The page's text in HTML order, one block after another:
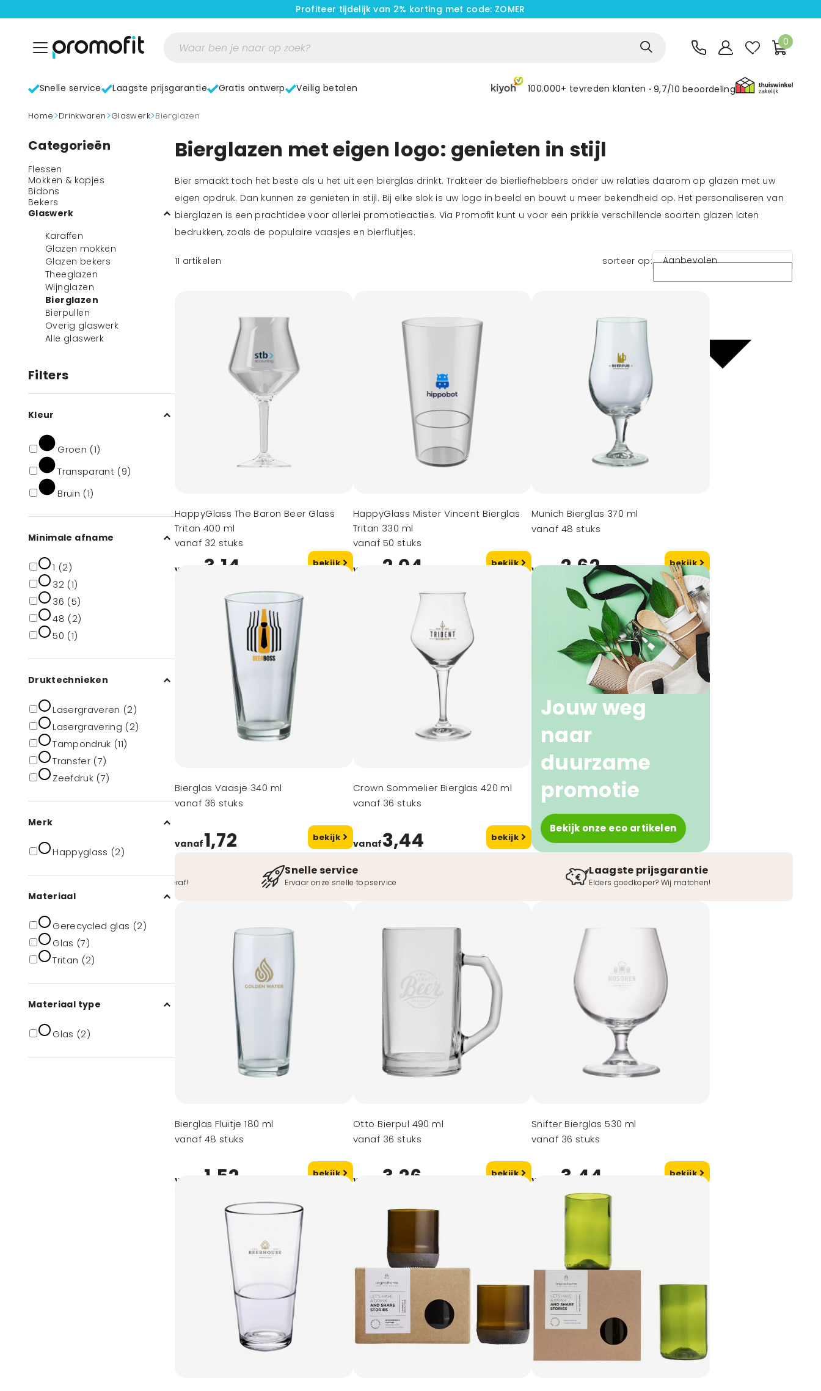
Profiteer tijdelijk van 2% korting met code: ZOMER
0
Snelle service Laagste prijsgarantie Gratis ontwerp Veilig betalen 100.000+ tevreden klanten 9,7/10 beoordeling
home> Drinkwaren> Glaswerk> Bierglazen
Categorieën
Flessen
Mokken & kopjes
Bidons
Bekers
Glaswerk
Karaffen
Glazen mokken
Glazen bekers
Theeglazen
Wijnglazen
Bierglazen
Bierpullen
Overig glaswerk
Alle glaswerk
Filters
Kleur
Groen (1)
Transparant (9)
Bruin (1)
Minimale afname
1 (2)
32 (1)
36 (5)
48 (2)
50 (1)
Druktechnieken
Lasergraveren (2)
Lasergravering (2)
Tampondruk (11)
Transfer (7)
Zeefdruk (7)
Merk
Happyglass (2)
Materiaal
Gerecycled glas (2)
Glas (7)
Tritan (2)
Materiaal type
Glas (2)
Bierglazen met eigen logo: genieten in stijl
Bier smaakt toch het beste als u het uit een bierglas drinkt. Trakteer de bierliefhebbers onder uw relaties daarom op glazen met uw
eigen opdruk. Dan kunnen ze genieten in stijl. Bij elke slok is uw logo in beeld en bouwt u meer bekendheid op. Het personaliseren van
bierglazen is een prachtidee voor allerlei promotieacties. Via Promofit kunt u voor een prikkie verschillende soorten glazen laten
bedrukken, zoals de populaire vaasjes en bierfluitjes.
11 artikelen sorteer op: Aanbevolen
HappyGlass The Baron Beer Glass
Tritan 400 ml
vanaf 32 stuks
vanaf 3,14 bekijk
HappyGlass Mister Vincent Bierglas
Tritan 330 ml
vanaf 50 stuks
vanaf 2,04 bekijk
Munich Bierglas 370 ml
vanaf 48 stuks
vanaf 2,62 bekijk
Bierglas Vaasje 340 ml
vanaf 36 stuks
vanaf1,72 bekijk
Crown Sommelier Bierglas 420 ml
vanaf 36 stuks
vanaf3,44 bekijk
Jouw weg
naar
duurzame
promotie
Bekijk onze eco artikelen
Snelle service
Ervaar onze snelle topservice
Laagste prijsgarantie
Elders goedkoper? Wij matchen!
O.a. iDeal, Bancontact, ook achteraf!
Bierglas Fluitje 180 ml
vanaf 48 stuks
vanaf 1,52 bekijk
Otto Bierpul 490 ml
vanaf 36 stuks
vanaf 3,26 bekijk
Snifter Bierglas 530 ml
vanaf 36 stuks
vanaf 3,44 bekijk